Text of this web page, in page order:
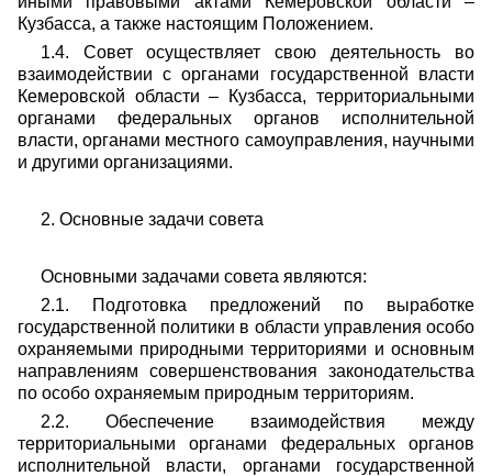
Кузбасса, а также настоящим Положением.
1.4. Совет осуществляет свою деятельность во
взаимодействии с органами государственной власти
Кемеровской области – Кузбасса, территориальными
органами федеральных органов исполнительной
власти, органами местного самоуправления, научными
и другими организациями.
2. Основные задачи совета
Основными задачами совета являются:
2.1. Подготовка предложений по выработке
государственной политики в области управления особо
охраняемыми природными территориями и основным
направлениям совершенствования законодательства
по особо охраняемым природным территориям.
2.2. Обеспечение взаимодействия между
территориальными органами федеральных органов
исполнительной власти, органами государственной